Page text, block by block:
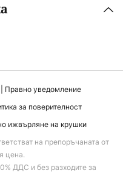
Правно уведомление
за поверителност
ижвърляне на крушки
на препоръчаната от
цена.
ДДС и без разходите за